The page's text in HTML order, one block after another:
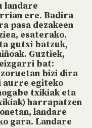
landare
ere. Badira
pasa dezakeen
esaterako.
gutxi batzuk,
Guztiek,
bat:
bizi dira
aurre egiteko
txikiak eta
harrapatzen
landare
gara. Landare